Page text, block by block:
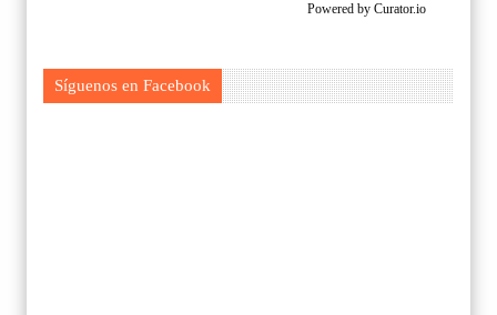
Powered by Curator.io
Síguenos en Facebook